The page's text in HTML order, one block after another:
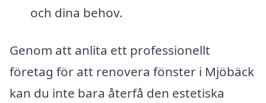
och dina behov.
Genom att anlita ett professionellt
företag för att renovera fönster i Mjöbäck
kan du inte bara återfå den estetiska